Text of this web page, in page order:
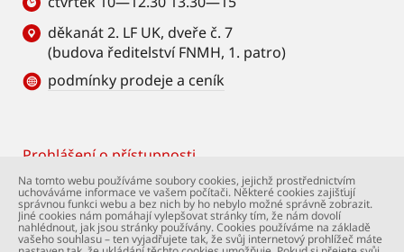
děkanát 2. LF UK, dveře č. 7
(budova ředitelství FNMH, 1. patro)
podmínky prodeje a ceník
Footer
Prohlášení o přístupnosti
© Univerzita Karlova – 2. lékařská fakulta. Všechna
práva vyhrazena. Foto: 2. LF a Shutterstock.com.
Podpora webu:webmaster@lfmotol.cuni.cz
Na tomto webu používáme soubory cookies, jejichž prostřednictvím
uchováváme informace ve vašem počítači. Některé cookies zajišťují
správnou funkci webu a bez nich by ho nebylo možné správně zobrazit.
Jiné cookies nám pomáhají vylepšovat stránky tím, že nám dovolí
nahlédnout, jak jsou stránky používány. Cookies používáme na základě
vašeho souhlasu – ten vyjadřujete tak, že svůj internetový prohlížeč máte